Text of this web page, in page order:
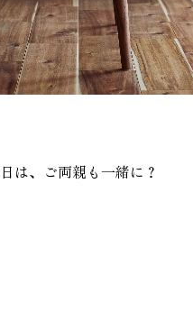
は、ご両親も一緒に？